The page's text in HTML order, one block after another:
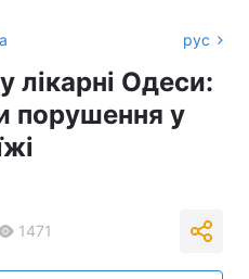
рус
лікарні Одеси:
порушення у
1471